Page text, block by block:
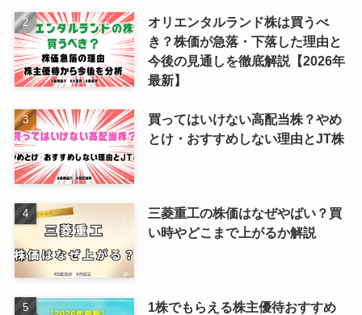
オリエンタルランド株は買うべ
き？株価が急落・下落した理由と
今後の見通しを徹底解説【2026年
最新】
買ってはいけない高配当株？やめ
とけ・おすすめしない理由とJT株
三菱重工の株価はなぜやばい？買
い時やどこまで上がるか解説
1株でもらえる株主優待おすすめ